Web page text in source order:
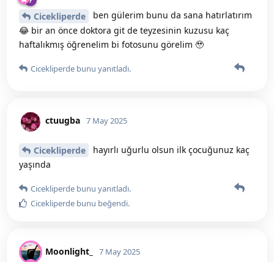
Cicekliperde
ben gülerim bunu da sana hatırlatırım
😂 bir an önce doktora git de teyzesinin kuzusu kaç
haftalıkmış öğrenelim bi fotosunu görelim 🥹
Cicekliperde bunu yanıtladı.
ctuugba 7 May 2025
Cicekliperde
hayırlı uğurlu olsun ilk çocuğunuz kaç
yaşında
Cicekliperde bunu yanıtladı.
Cicekliperde bunu beğendi.
Moonlight_ 7 May 2025